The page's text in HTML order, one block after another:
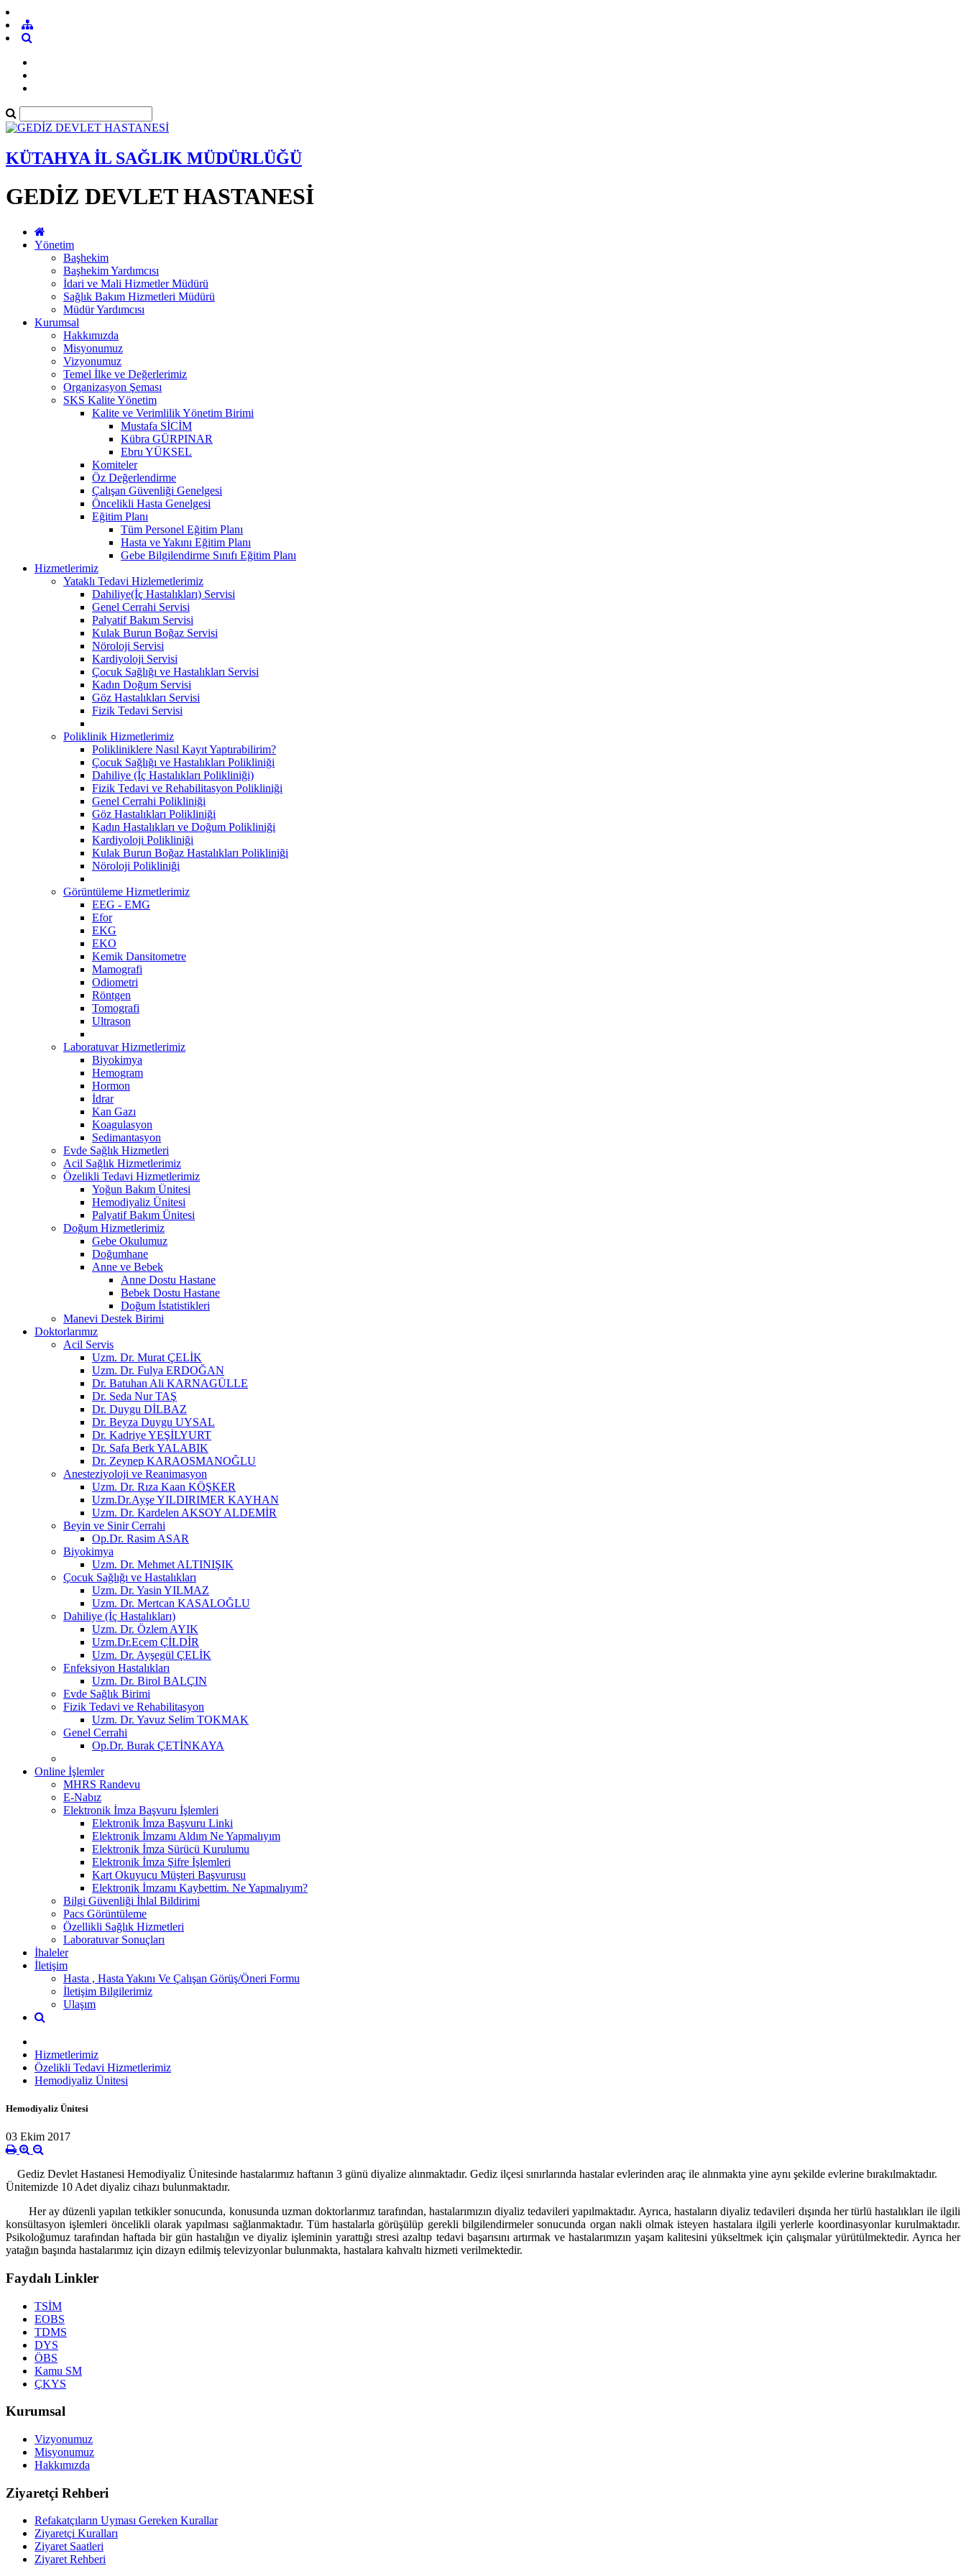
KÜTAHYA İL SAĞLIK MÜDÜRLÜĞÜ
GEDİZ DEVLET HASTANESİ
Yönetim
Başhekim
Başhekim Yardımcısı
İdari ve Mali Hizmetler Müdürü
Sağlık Bakım Hizmetleri Müdürü
Müdür Yardımcısı
Kurumsal
Hakkımızda
Misyonumuz
Vizyonumuz
Temel İlke ve Değerlerimiz
Organizasyon Şeması
SKS Kalite Yönetim
Kalite ve Verimlilik Yönetim Birimi
Mustafa SİCİM
Kübra GÜRPINAR
Ebru YÜKSEL
Komiteler
Öz Değerlendirme
Çalışan Güvenliği Genelgesi
Öncelikli Hasta Genelgesi
Eğitim Planı
Tüm Personel Eğitim Planı
Hasta ve Yakını Eğitim Planı
Gebe Bilgilendirme Sınıfı Eğitim Planı
Hizmetlerimiz
Yataklı Tedavi Hizlemetlerimiz
Dahiliye(İç Hastalıkları) Servisi
Genel Cerrahi Servisi
Palyatif Bakım Servisi
Kulak Burun Boğaz Servisi
Nöroloji Servisi
Kardiyoloji Servisi
Çocuk Sağlığı ve Hastalıkları Servisi
Kadın Doğum Servisi
Göz Hastalıkları Servisi
Fizik Tedavi Servisi
Poliklinik Hizmetlerimiz
Polikliniklere Nasıl Kayıt Yaptırabilirim?
Çocuk Sağlığı ve Hastalıkları Polikliniği
Dahiliye (İç Hastalıkları Polikliniği)
Fizik Tedavi ve Rehabilitasyon Polikliniği
Genel Cerrahi Polikliniği
Göz Hastalıkları Polikliniği
Kadın Hastalıkları ve Doğum Polikliniği
Kardiyoloji Polikliniği
Kulak Burun Boğaz Hastalıkları Polikliniği
Nöroloji Polikliniği
Görüntüleme Hizmetlerimiz
EEG - EMG
Efor
EKG
EKO
Kemik Dansitometre
Mamografi
Odiometri
Röntgen
Tomografi
Ultrason
Laboratuvar Hizmetlerimiz
Biyokimya
Hemogram
Hormon
İdrar
Kan Gazı
Koagulasyon
Sedimantasyon
Evde Sağlık Hizmetleri
Acil Sağlık Hizmetlerimiz
Özelikli Tedavi Hizmetlerimiz
Yoğun Bakım Ünitesi
Hemodiyaliz Ünitesi
Palyatif Bakım Ünitesi
Doğum Hizmetlerimiz
Gebe Okulumuz
Doğumhane
Anne ve Bebek
Anne Dostu Hastane
Bebek Dostu Hastane
Doğum İstatistikleri
Manevi Destek Birimi
Doktorlarımız
Acil Servis
Uzm. Dr. Murat ÇELİK
Uzm. Dr. Fulya ERDOĞAN
Dr. Batuhan Ali KARNAGÜLLE
Dr. Seda Nur TAŞ
Dr. Duygu DİLBAZ
Dr. Beyza Duygu UYSAL
Dr. Kadriye YEŞİLYURT
Dr. Safa Berk YALABIK
Dr. Zeynep KARAOSMANOĞLU
Anesteziyoloji ve Reanimasyon
Uzm. Dr. Rıza Kaan KÖŞKER
Uzm.Dr.Ayşe YILDIRIMER KAYHAN
Uzm. Dr. Kardelen AKSOY ALDEMİR
Beyin ve Sinir Cerrahi
Op.Dr. Rasim ASAR
Biyokimya
Uzm. Dr. Mehmet ALTINIŞIK
Çocuk Sağlığı ve Hastalıkları
Uzm. Dr. Yasin YILMAZ
Uzm. Dr. Mertcan KASALOĞLU
Dahiliye (İç Hastalıkları)
Uzm. Dr. Özlem AYIK
Uzm.Dr.Ecem ÇİLDİR
Uzm. Dr. Ayşegül ÇELİK
Enfeksiyon Hastalıkları
Uzm. Dr. Birol BALÇIN
Evde Sağlık Birimi
Fizik Tedavi ve Rehabilitasyon
Uzm. Dr. Yavuz Selim TOKMAK
Genel Cerrahi
Op.Dr. Burak ÇETİNKAYA
Online İşlemler
MHRS Randevu
E-Nabız
Elektronik İmza Başvuru İşlemleri
Elektronik İmza Başvuru Linki
Elektronik İmzamı Aldım Ne Yapmalıyım
Elektronik İmza Sürücü Kurulumu
Elektronik İmza Şifre İşlemleri
Kart Okuyucu Müşteri Başvurusu
Elektronik İmzamı Kaybettim. Ne Yapmalıyım?
Bilgi Güvenliği İhlal Bildirimi
Pacs Görüntüleme
Özellikli Sağlık Hizmetleri
Laboratuvar Sonuçları
İhaleler
İletişim
Hasta , Hasta Yakını Ve Çalışan Görüş/Öneri Formu
İletişim Bilgilerimiz
Ulaşım
Hizmetlerimiz
Özelikli Tedavi Hizmetlerimiz
Hemodiyaliz Ünitesi
Hemodiyaliz Ünitesi
03 Ekim 2017
Gediz Devlet Hastanesi Hemodiyaliz Ünitesinde hastalarımız haftanın 3 günü diyalize alınmaktadır. Gediz ilçesi sınırlarında hastalar evlerinden araç ile alınmakta yine aynı şekilde evlerine bırakılmaktadır.
Ünitemizde 10 Adet diyaliz cihazı bulunmaktadır.
Her ay düzenli yapılan tetkikler sonucunda, konusunda uzman doktorlarımız tarafından, hastalarımızın diyaliz tedavileri yapılmaktadır. Ayrıca, hastaların diyaliz tedavileri dışında her türlü hastalıkları ile ilgili
konsültasyon işlemleri öncelikli olarak yapılması sağlanmaktadır. Tüm hastalarla görüşülüp gerekli bilgilendirmeler sonucunda organ nakli olmak isteyen hastalara ilgili yerlerle koordinasyonlar kurulmaktadır.
Psikoloğumuz tarafından haftada bir gün hastalığın ve diyaliz işleminin yarattığı stresi azaltıp tedavi başarısını artırmak ve hastalarımızın yaşam kalitesini yükseltmek için çalışmalar yürütülmektedir. Ayrıca her
yatağın başında hastalarımız için dizayn edilmiş televizyonlar bulunmakta, hastalara kahvaltı hizmeti verilmektedir.
Faydalı Linkler
TSİM
EOBS
TDMS
DYS
ÖBS
Kamu SM
ÇKYS
Kurumsal
Vizyonumuz
Misyonumuz
Hakkımızda
Ziyaretçi Rehberi
Refakatçıların Uyması Gereken Kurallar
Ziyaretçi Kuralları
Ziyaret Saatleri
Ziyaret Rehberi